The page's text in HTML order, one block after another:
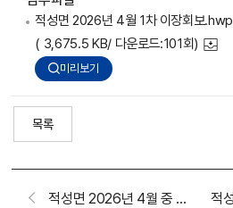
적성면 2026년 4월 1차 이장회보.hwp
( 3,675.5 KB/ 다운로드:101회)
미리보기
목록
적성면 2026년 4월 중 2차 이장회보(2026. 4. 22.)